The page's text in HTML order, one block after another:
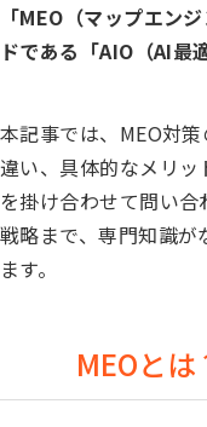
「MEO（マップエン
ドである「AIO（AI最
本記事では、MEO対
違い、具体的なメリ
を掛け合わせて問い
戦略まで、専門知識が
ます。
MEOと